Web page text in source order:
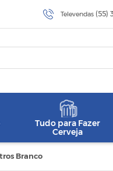
Televendas (55)
Tudo para Fazer
Cerveja
Branco